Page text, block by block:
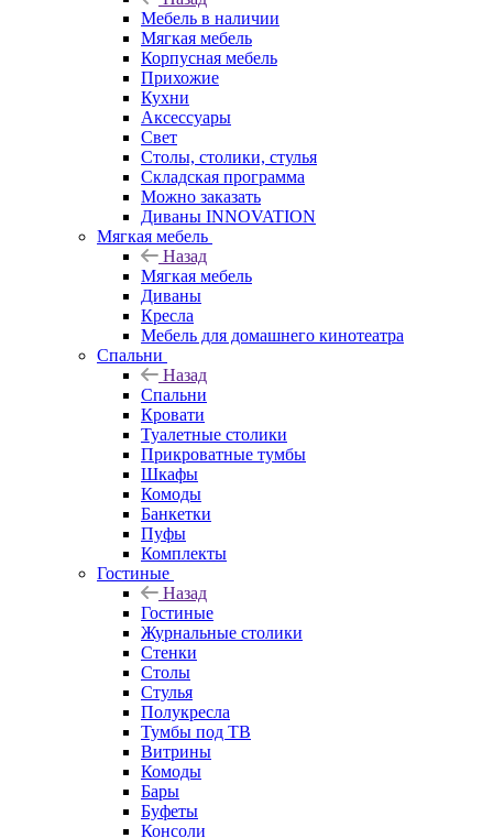
Мебель в наличии
Мягкая мебель
Корпусная мебель
Прихожие
Кухни
Аксессуары
Свет
Столы, столики, стулья
Складская программа
Можно заказать
Диваны INNOVATION
Мягкая мебель
Назад
Мягкая мебель
Диваны
Кресла
Мебель для домашнего кинотеатра
Спальни
Назад
Спальни
Кровати
Туалетные столики
Прикроватные тумбы
Шкафы
Комоды
Банкетки
Пуфы
Комплекты
Гостиные
Назад
Гостиные
Журнальные столики
Стенки
Столы
Стулья
Полукресла
Тумбы под ТВ
Витрины
Комоды
Бары
Буфеты
Консоли